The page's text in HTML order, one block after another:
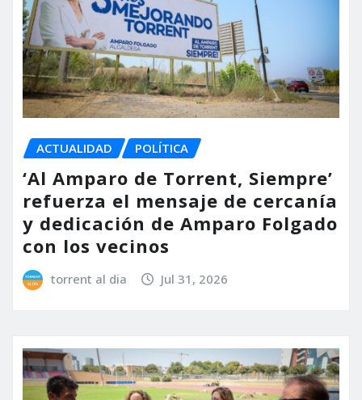
ACTUALIDAD POLÍTICA
‘Al Amparo de Torrent, Siempre’
refuerza el mensaje de cercanía
y dedicación de Amparo Folgado
con los vecinos
torrent al dia Jul 31, 2026